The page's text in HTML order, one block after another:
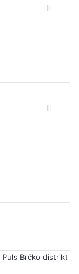
Brčko distrikt